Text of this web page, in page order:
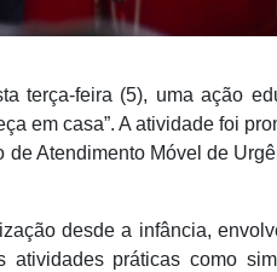
terça-feira (5), uma ação
em casa”. A atividade foi
Atendimento Móvel de
desde a infância,
atividades práticas como